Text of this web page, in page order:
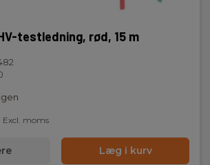
testledning, rød, 15 m
Excl. moms
Læg i kurv